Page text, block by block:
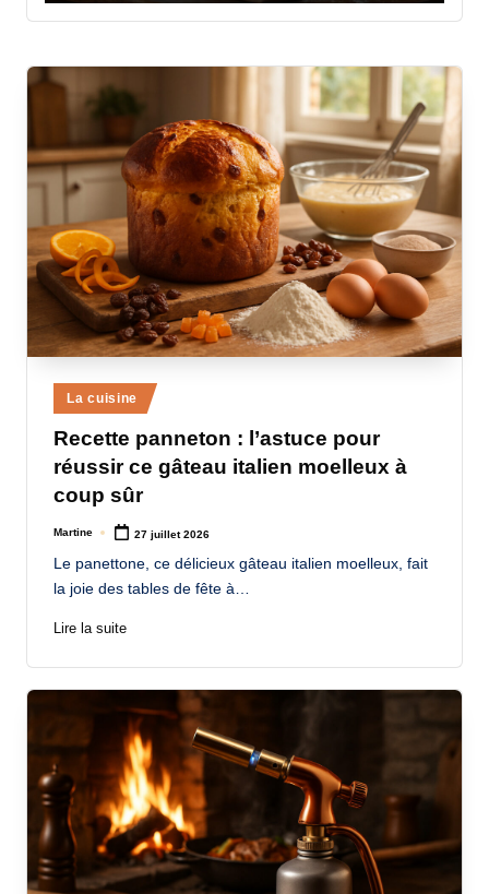
Posted
in
La cuisine
Recette panneton : l’astuce pour
réussir ce gâteau italien moelleux à
coup sûr
Posted
Martine 27 juillet 2026
Le panettone, ce délicieux gâteau italien moelleux, fait
la joie des tables de fête à…
Lire la suite